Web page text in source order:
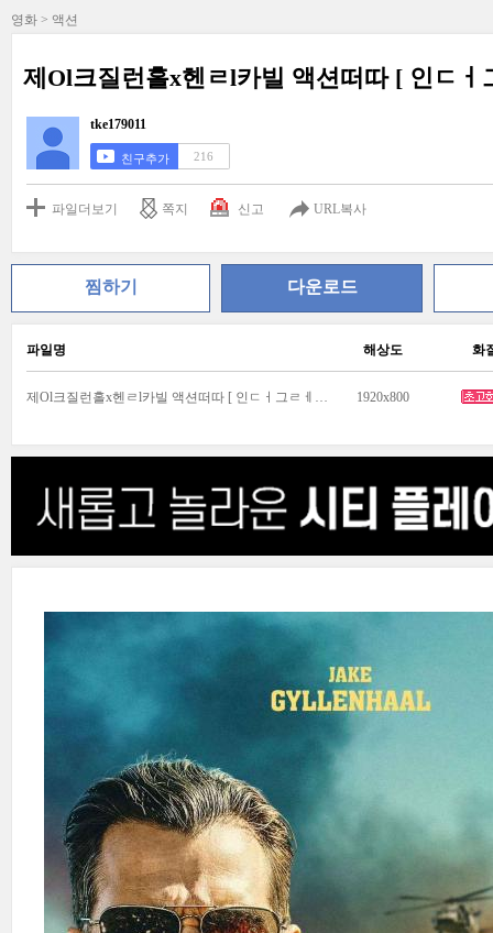
영화 > 액션
제Ol크질런홀x헨ㄹl카빌 액션떠따 [ 인ㄷㅓ
tke179011
친구추가 216
파일더보기 쪽지 신고 URL복사
찜하기 다운로드
파일명 해상도 화
제Ol크질런홀x헨ㄹl카빌 액션떠따 [ 인ㄷㅓ그ㄹㅔOl ] 1080P 5.1 완벽자막.mp4 1920x800